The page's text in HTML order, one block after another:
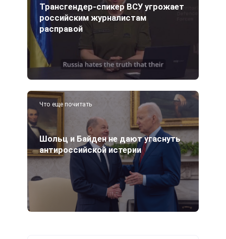
Трансгендер-спикер ВСУ угрожает
российским журналистам
расправой
Что еще почитать
Шольц и Байден не дают угаснуть
антироссийской истерии